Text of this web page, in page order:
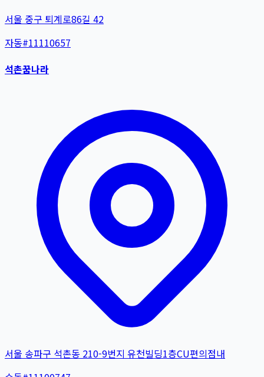
서울 중구 퇴계로86길 42
자동#11110657
석촌꿈나라
서울 송파구 석촌동 210-9번지 유천빌딩1층CU편의점내